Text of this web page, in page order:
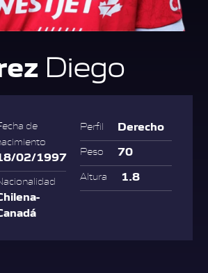
Diego
de
02/1997
Perfil Derecho
Peso 70
Altura 1.8